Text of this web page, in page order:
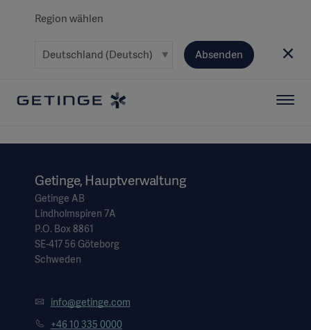
Region wählen
Absenden
Getinge, Hauptverwaltung
Getinge AB
Lindholmspiren 7A
P.O. Box 8861
SE-417 56 Göteborg
Schweden
info@getinge.com
+46 10 335 0000